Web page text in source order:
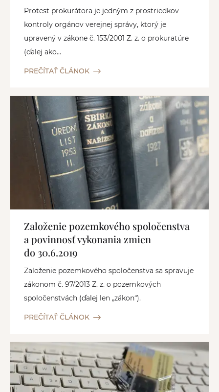
Protest prokurátora je jedným z prostriedkov
kontroly orgánov verejnej správy, ktorý je
upravený v zákone č. 153/2001 Z. z. o prokuratúre
(ďalej ako...
PREČÍTAŤ ČLÁNOK
Založenie pozemkového spoločenstva
a povinnosť vykonania zmien
do 30.6.2019
Založenie pozemkového spoločenstva sa spravuje
zákonom č. 97/2013 Z. z. o pozemkových
spoločenstvách (ďalej len „zákon“).
PREČÍTAŤ ČLÁNOK